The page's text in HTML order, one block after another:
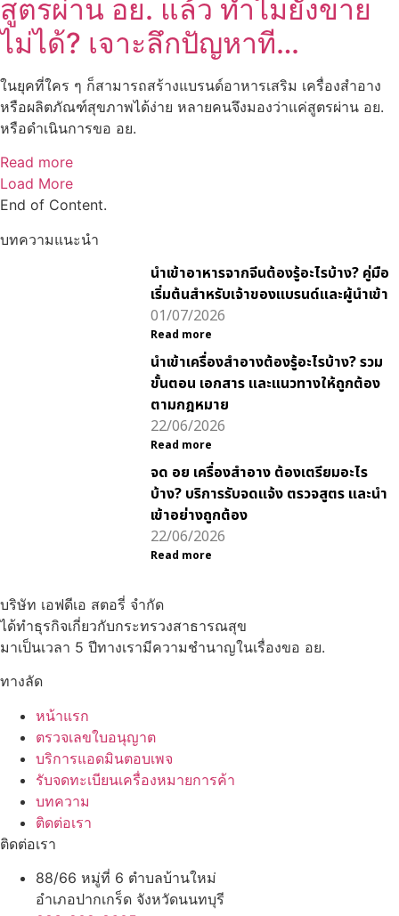
สูตรผ่าน อย. แล้ว ทำไมยังขาย
ไม่ได้? เจาะลึกปัญหาที…
ในยุคที่ใคร ๆ ก็สามารถสร้างแบรนด์อาหารเสริม เครื่องสำอาง
หรือผลิตภัณฑ์สุขภาพได้ง่าย หลายคนจึงมองว่าแค่สูตรผ่าน อย.
หรือดำเนินการขอ อย.
Read more
Load More
End of Content.
บทความแนะนำ
นำเข้าอาหารจากจีนต้องรู้อะไรบ้าง? คู่มือ
เริ่มต้นสำหรับเจ้าของแบรนด์และผู้นำเข้า
01/07/2026
Read more
นำเข้าเครื่องสำอางต้องรู้อะไรบ้าง? รวม
ขั้นตอน เอกสาร และแนวทางให้ถูกต้อง
ตามกฎหมาย
22/06/2026
Read more
จด อย เครื่องสำอาง ต้องเตรียมอะไร
บ้าง? บริการรับจดแจ้ง ตรวจสูตร และนำ
เข้าอย่างถูกต้อง
22/06/2026
Read more
บริษัท เอฟดีเอ สตอรี่ จำกัด
ได้ทำธุรกิจเกี่ยวกับกระทรวงสาธารณสุข
มาเป็นเวลา 5 ปีทางเรามีความชำนาญในเรื่องขอ อย.
ทางลัด
หน้าแรก
ตรวจเลขใบอนุญาต
บริการแอดมินตอบเพจ
รับจดทะเบียนเครื่องหมายการค้า
บทความ
ติดต่อเรา
ติดต่อเรา
88/66 หมู่ที่ 6 ตำบลบ้านใหม่
อำเภอปากเกร็ด จังหวัดนนทบุรี